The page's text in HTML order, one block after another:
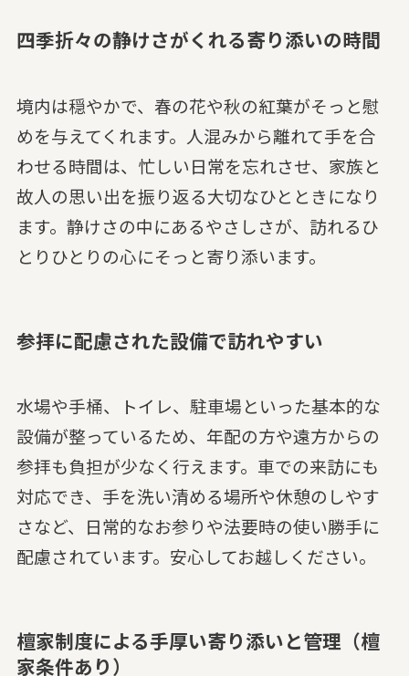
四季折々の静けさがくれる寄り添いの時間
境内は穏やかで、春の花や秋の紅葉がそっと慰
めを与えてくれます。人混みから離れて手を合
わせる時間は、忙しい日常を忘れさせ、家族と
故人の思い出を振り返る大切なひとときになり
ます。静けさの中にあるやさしさが、訪れるひ
とりひとりの心にそっと寄り添います。
参拝に配慮された設備で訪れやすい
水場や手桶、トイレ、駐車場といった基本的な
設備が整っているため、年配の方や遠方からの
参拝も負担が少なく行えます。車での来訪にも
対応でき、手を洗い清める場所や休憩のしやす
さなど、日常的なお参りや法要時の使い勝手に
配慮されています。安心してお越しください。
檀家制度による手厚い寄り添いと管理（檀
家条件あり）